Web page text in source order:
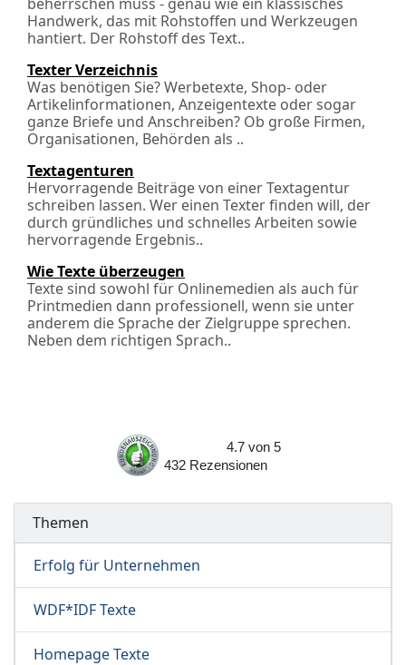
Handwerk, das mit Rohstoffen und Werkzeugen
hantiert. Der Rohstoff des Text..
Texter Verzeichnis
Was benötigen Sie? Werbetexte, Shop- oder
Artikelinformationen, Anzeigentexte oder sogar
ganze Briefe und Anschreiben? Ob große Firmen,
Organisationen, Behörden als ..
Textagenturen
Hervorragende Beiträge von einer Textagentur
schreiben lassen. Wer einen Texter finden will, der
durch gründliches und schnelles Arbeiten sowie
hervorragende Ergebnis..
Wie Texte überzeugen
Texte sind sowohl für Onlinemedien als auch für
Printmedien dann professionell, wenn sie unter
anderem die Sprache der Zielgruppe sprechen.
Neben dem richtigen Sprach..
4.7 von 5
432
Rezensionen
Themen
Erfolg für Unternehmen
WDF*IDF Texte
Homepage Texte